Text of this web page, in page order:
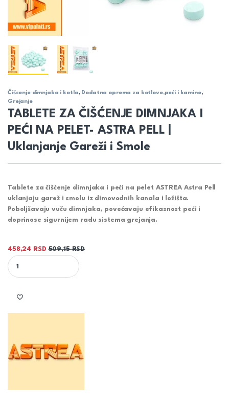
Čišcenje dimnjaka i kotla, Dodatna oprema za kotlove,peći i kamine,
Grejanje
TABLETE ZA ČIŠĆENJE DIMNJAKA I
PEĆI NA PELET- ASTRA PELL |
Uklanjanje Gareži i Smole
Tablete za čišćenje dimnjaka i peći na pelet ASTREA Astra Pell
uklanjaju garež i smolu iz dimovodnih kanala i ložišta.
Poboljšavaju vuču dimnjaka, povećavaju efikasnost peći i
doprinose sigurnijem radu sistema grejanja.
458,24 RSD 509,15RSD
TABLETE ZA ČIŠĆENJE DIMNJAKA I PEĆI NA PELET- ASTRA